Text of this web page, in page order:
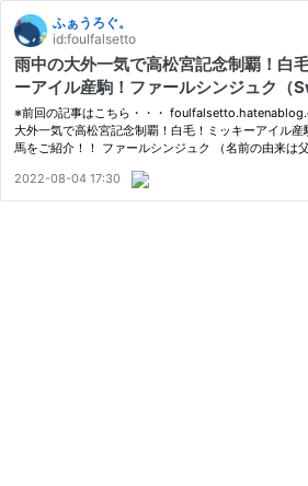
ふぁうろぐ。
id:foulfalsetto
雨中の大外一気で高松宮記念制覇！白
ーアイル産駒！ファールシンジュク（
ダービースタリオン286）
※前回の記事はこちら・・・
大外一気で高松宮記念制覇！白毛！ミッキーアイル産
馬をご紹介！！ ファールシンジュク （名前の由来は
キーアイル 母 フレグランファール 母は顕彰馬！
2022-08-04 17:30